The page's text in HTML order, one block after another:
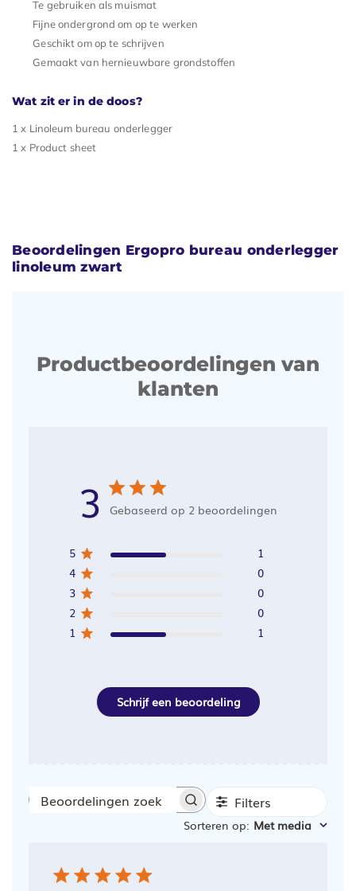
Te gebruiken als muismat
Fijne ondergrond om op te werken
Geschikt om op te schrijven
Gemaakt van hernieuwbare grondstoffen
Wat zit er in de doos?
1 x Linoleum bureau onderlegger
1 x Product sheet
Beoordelingen Ergopro bureau onderlegger
linoleum zwart
Productbeoordelingen van
klanten
3 Gebaseerd op 2 beoordelingen
5
1
4
0
3
0
2
0
1
1
Schrijf een beoordeling
Beoordelingen
Filters
Sorteren op: Met media